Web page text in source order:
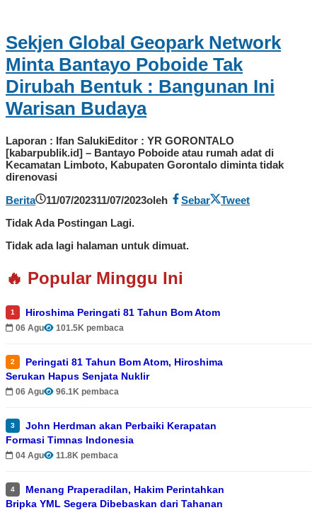
Sekjen Global Geopark Network
Minta Bantayo Poboide Tak
Dirubah Bentuk : Bangunan Ini
Warisan Budaya
Laporan : Ifan SalukiEditor : YR GORONTALO
[kabarpublik.id] – Bantayo Poboide atau rumah adat di
Kecamatan Limboto, Kabupaten Gorontalo diminta tidak
direnovasi
Berita
11/07/202311/07/2023oleh Sebar
Tweet
Tidak Ada Postingan Lagi.
Tidak ada lagi halaman untuk dimuat.
🔥 Popular Minggu Ini
1 Hiroshima Peringati 81 Tahun Bom Atom
06 Agu 101.5K pembaca
2
Peringati 81 Tahun Bom Atom, Hiroshima
Serukan Hapus Senjata Nuklir
06 Agu 96.1K pembaca
3
John Herdman akan Perbaiki Kerapatan
Formasi Timnas Indonesia
04 Agu 11.8K pembaca
4
Menang Praperadilan, Hakim Perintahkan
Bripka YML Segera Dibebaskan dari Tahanan